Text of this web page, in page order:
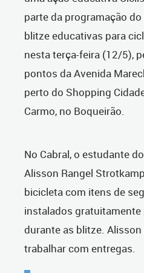
parte da programação
blitze educativas para
nesta terça-feira (12/5),
pontos da Avenida
perto do Shopping
Carmo, no Boqueirão.
No Cabral, o estudante
Alisson Rangel
bicicleta com itens de
instalados gratuitamente
durante as blitze. Alisson
trabalhar com entregas.